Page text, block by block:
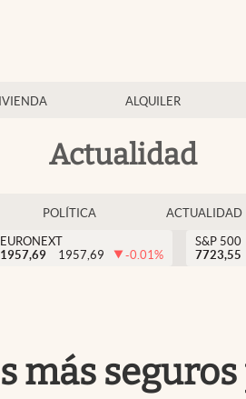
ALQUILER
Actualidad
POLÍTICA ACTUALIDAD
EURONEXT
1957,69
1957,69 -0.01%
S&P 500
7723,55
más